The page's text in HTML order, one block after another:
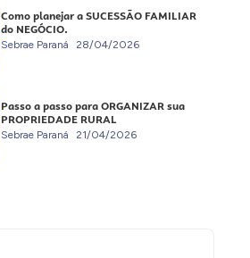
Como planejar a SUCESSÃO FAMILIAR
do NEGÓCIO.
Sebrae Paraná 28/04/2026
Passo a passo para ORGANIZAR sua
PROPRIEDADE RURAL
Sebrae Paraná 21/04/2026